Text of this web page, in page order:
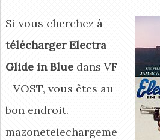
Si vous cherchez à
télécharger Electra
Glide in Bluedans VF
- VOST, vous êtes au
bon endroit.
mazonetelechargeme